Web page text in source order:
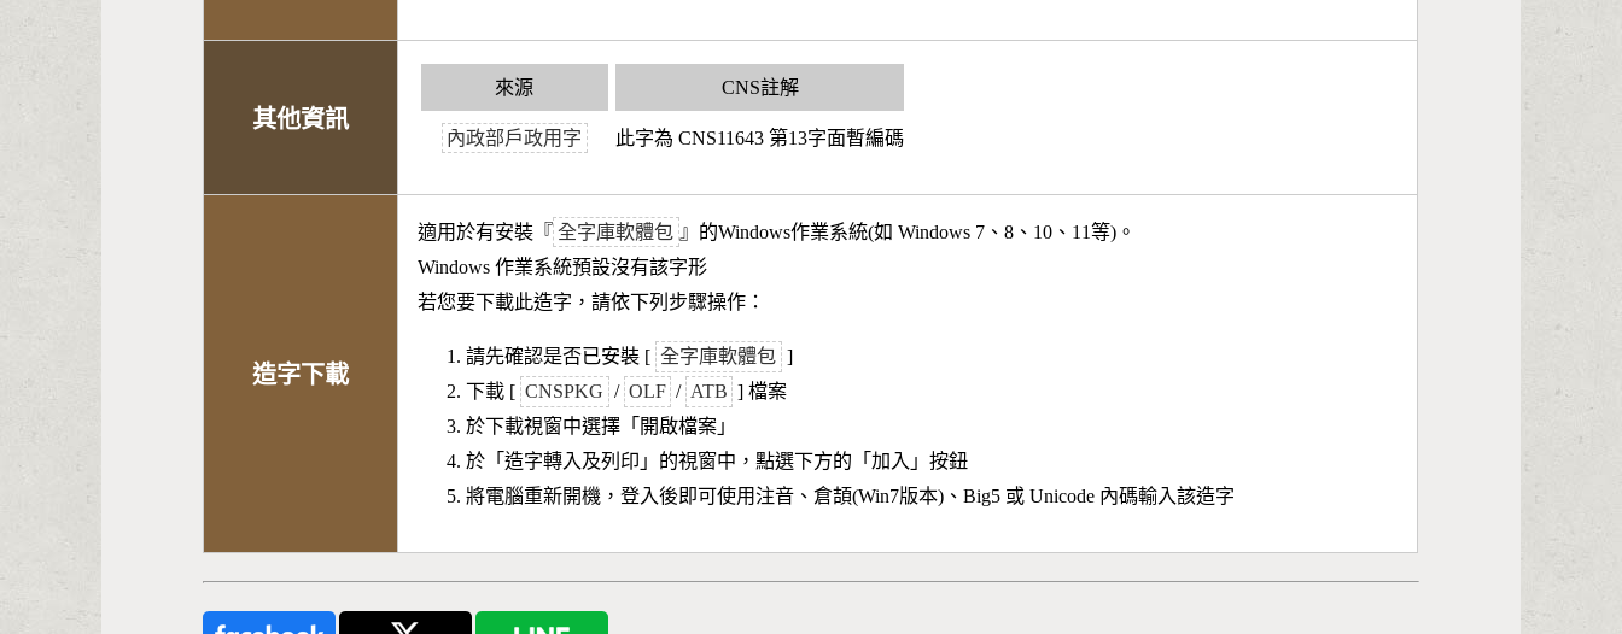
其他資訊
來源
內政部戶政用字
CNS註解
此字為 CNS11643 第13字面暫編碼
造字下載
適用於有安裝『 全字庫軟體包 』的Windows作業系統(如 Windows 7、8、10、11等)。
Windows 作業系統預設沒有該字形
若您要下載此造字，請依下列步驟操作：
請先確認是否已安裝 [ 全字庫軟體包 ]
下載 [ CNSPKG / OLF / ATB ] 檔案
於下載視窗中選擇「開啟檔案」
於「造字轉入及列印」的視窗中，點選下方的「加入」按鈕
將電腦重新開機，登入後即可使用注音、倉頡(Win7版本)、Big5 或 Unicode 內碼輸入該造字